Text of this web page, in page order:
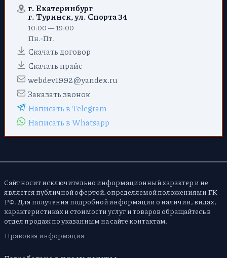
г. Екатеринбург
г. Туринск, ул. Спорта 34
10:00 — 19:00
Пн.-Пт.
Скачать договор
Скачать прайс
webdev1992@yandex.ru
Заказать звонок
Написать в Telegram
Написать в Whatsapp
Сайт носит исключительно информационный характер и не
является публичной офертой, определяемой положениями ГК
РФ. Для получения подробной информации о наличии, видах,
характеристиках и стоимости услуг и товаров обращайтесь в
отдел продаж по указанным на сайте контактам.
Правовая информация